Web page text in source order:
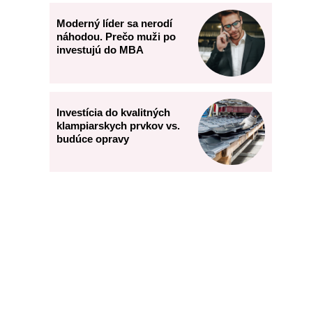
Moderný líder sa nerodí
náhodou. Prečo muži po
investujú do MBA
Investícia do kvalitných
klampiarskych prvkov vs.
budúce opravy